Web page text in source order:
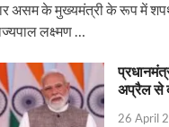
असम के मुख्यमंत्री के रूप में
लक्ष्मण …
अप्रैल से
26 April